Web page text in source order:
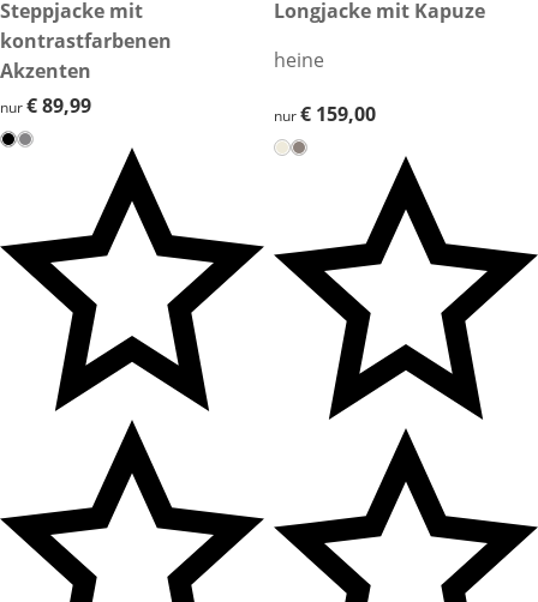
€ 89,99
Steppjacke mit
kontrastfarbenen
Akzenten
€ 89,99
nur€ 89,99
€ 159,00
Longjacke mit Kapuze
heine
€ 159,00
nur€ 159,00